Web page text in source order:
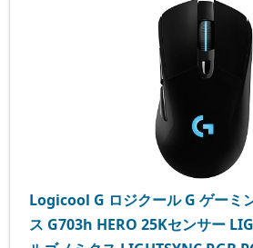
Logicool G ロジクール G ゲーミ
ス G703h HERO 25Kセンサー